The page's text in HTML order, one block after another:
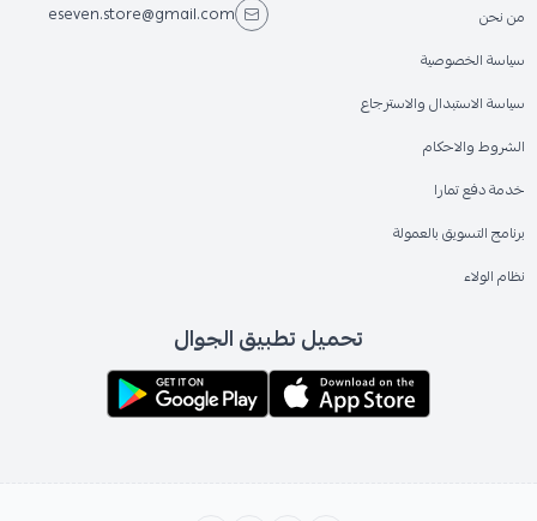
من نحن
سياسة الخصوصية
سياسة الاستبدال والاسترجاع
الشروط والاحكام
خدمة دفع تمارا
برنامج التسويق بالعمولة
نظام الولاء
eseven.store@gmail.com
تحميل تطبيق الجوال